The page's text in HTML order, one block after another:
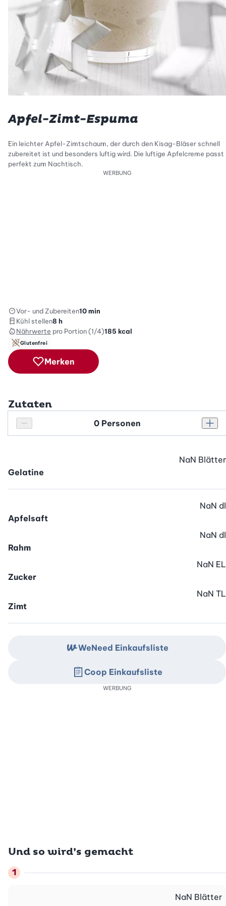
Apfel-Zimt-Espuma
Ein leichter Apfel-Zimtschaum, der durch den Kisag-Bläser schnell
zubereitet ist und besonders luftig wird. Die luftige Apfelcreme passt
perfekt zum Nachtisch.
WERBUNG
Vor- und Zubereiten10 min
Kühl stellen8 h
Nährwerte pro Portion (1/4)185 kcal
Glutenfrei
Merken
Zutaten
Personenanzahl verringern
Personenanzahl
Gelatine
NaN Blätter
Apfelsaft
NaN dl
Rahm
NaN dl
Zucker
NaN EL
Zimt
NaN TL
Und so wird’s gemacht
NaN Blätter
WeNeed Einkaufsliste
Coop Einkaufsliste
WERBUNG